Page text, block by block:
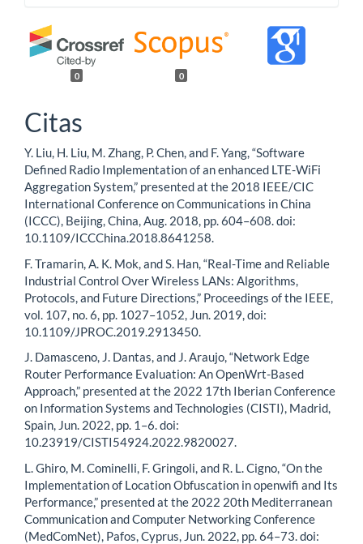
0 0
Citas
Y. Liu, H. Liu, M. Zhang, P. Chen, and F. Yang, “Software
Defined Radio Implementation of an enhanced LTE-WiFi
Aggregation System,” presented at the 2018 IEEE/CIC
International Conference on Communications in China
(ICCC), Beijing, China, Aug. 2018, pp. 604–608. doi:
10.1109/ICCChina.2018.8641258.
F. Tramarin, A. K. Mok, and S. Han, “Real-Time and Reliable
Industrial Control Over Wireless LANs: Algorithms,
Protocols, and Future Directions,” Proceedings of the IEEE,
vol. 107, no. 6, pp. 1027–1052, Jun. 2019, doi:
10.1109/JPROC.2019.2913450.
J. Damasceno, J. Dantas, and J. Araujo, “Network Edge
Router Performance Evaluation: An OpenWrt-Based
Approach,” presented at the 2022 17th Iberian Conference
on Information Systems and Technologies (CISTI), Madrid,
Spain, Jun. 2022, pp. 1–6. doi:
10.23919/CISTI54924.2022.9820027.
L. Ghiro, M. Cominelli, F. Gringoli, and R. L. Cigno, “On the
Implementation of Location Obfuscation in openwifi and Its
Performance,” presented at the 2022 20th Mediterranean
Communication and Computer Networking Conference
(MedComNet), Pafos, Cyprus, Jun. 2022, pp. 64–73. doi: